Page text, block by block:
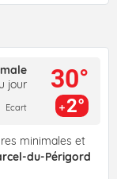
jour
Ecart
30°
2°
minimales et
du-Périgord